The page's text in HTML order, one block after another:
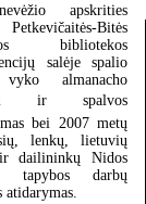
apskrities
Bitės
bibliotekos
salėje spalio
almanacho
ir spalvos
bei 2007 metų
lenkų, lietuvių
dailininkų Nidos
tapybos darbų
atidarymas.